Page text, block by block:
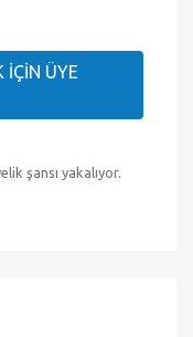
ÜYE
şansı yakalıyor.